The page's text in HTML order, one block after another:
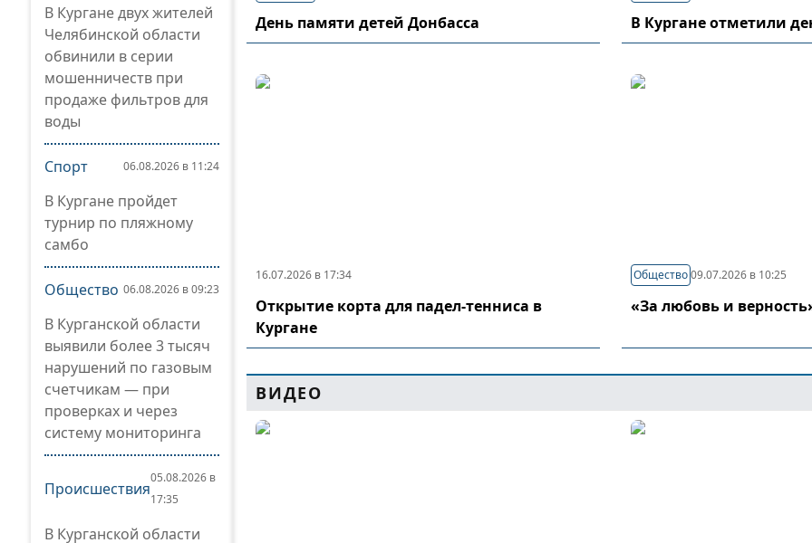
В Кургане двух жителей
Челябинской области
обвинили в серии
мошенничеств при
продаже фильтров для
воды
Спорт 06.08.2026 в 11:24
В Кургане пройдет
турнир по пляжному
самбо
Общество 06.08.2026 в 09:23
В Курганской области
выявили более 3 тысяч
нарушений по газовым
счетчикам — при
проверках и через
систему мониторинга
Происшествия
05.08.2026 в
17:35
В Курганской области
День памяти детей Донбасса В Кургане отметили
16.07.2026 в 17:34
Открытие корта для падел-тенниса в
Кургане
Общество 09.07.2026 в 10:25
«За любовь и
ВИДЕО